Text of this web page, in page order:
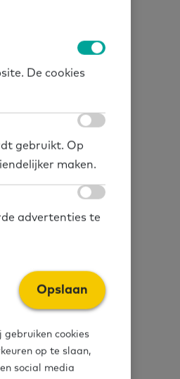
De cookies
gebruikt. Op
maken.
advertenties te
Opslaan
cookies
op te slaan,
social media